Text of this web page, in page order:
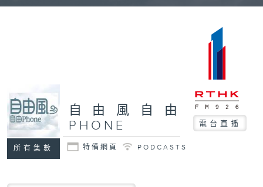
所有集數
自由風自由
PHONE
電台直播
特備網頁 PODCASTS